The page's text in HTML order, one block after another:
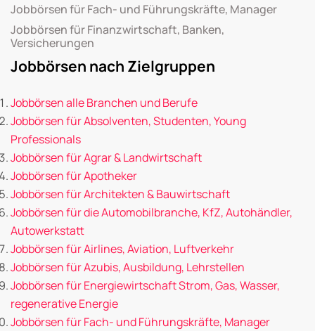
Jobbörsen für Fach- und Führungskräfte, Manager
Jobbörsen für Finanzwirtschaft, Banken,
Versicherungen
Jobbörsen nach Zielgruppen
Jobbörsen alle Branchen und Berufe
Jobbörsen für Absolventen, Studenten, Young
Professionals
Jobbörsen für Agrar & Landwirtschaft
Jobbörsen für Apotheker
Jobbörsen für Architekten & Bauwirtschaft
Jobbörsen für die Automobilbranche, KfZ, Autohändler,
Autowerkstatt
Jobbörsen für Airlines, Aviation, Luftverkehr
Jobbörsen für Azubis, Ausbildung, Lehrstellen
Jobbörsen für Energiewirtschaft Strom, Gas, Wasser,
regenerative Energie
Jobbörsen für Fach- und Führungskräfte, Manager